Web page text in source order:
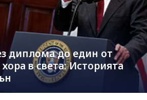
диплома до един от
в света: Историята